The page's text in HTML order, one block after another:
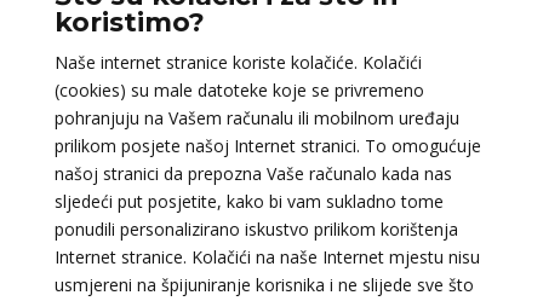
koristimo?
Naše internet stranice koriste kolačiće. Kolačići
(cookies) su male datoteke koje se privremeno
pohranjuju na Vašem računalu ili mobilnom uređaju
prilikom posjete našoj Internet stranici. To omogućuje
našoj stranici da prepozna Vaše računalo kada nas
sljedeći put posjetite, kako bi vam sukladno tome
ponudili personalizirano iskustvo prilikom korištenja
Internet stranice. Kolačići na naše Internet mjestu nisu
usmjereni na špijuniranje korisnika i ne slijede sve što